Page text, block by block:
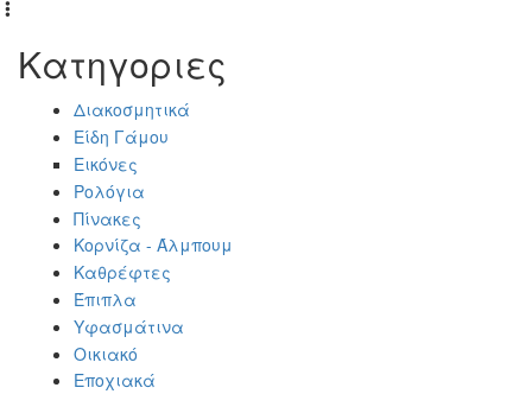
Κατηγοριες
Διακοσμητικά
Είδη Γάμου
Εικόνες
Ρολόγια
Πίνακες
Κορνίζα - Άλμπουμ
Καθρέφτες
Έπιπλα
Υφασμάτινα
Οικιακό
Εποχιακά